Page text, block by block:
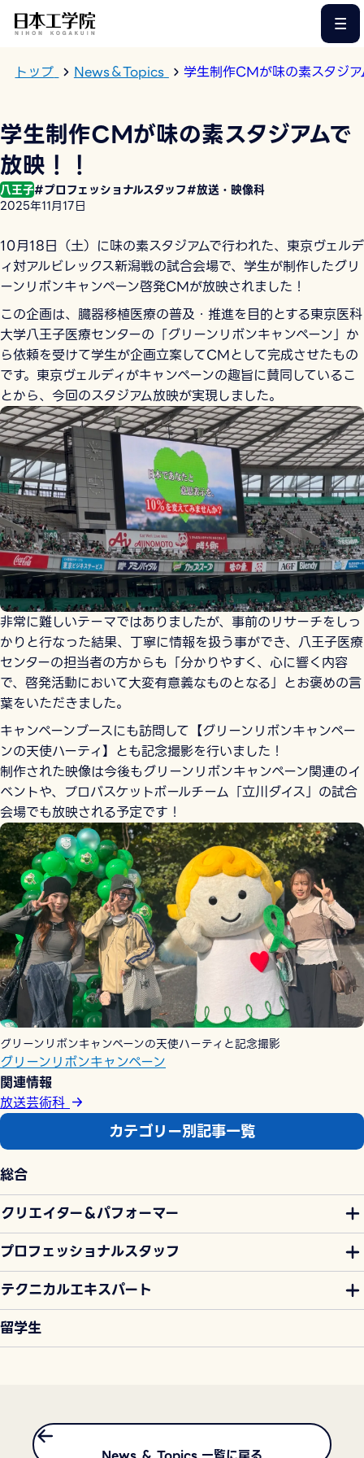
トップ News＆Topics 学生制作CMが味の素スタジ
学生制作CMが味の素スタジアムで
放映！！
八王子#プロフェッショナルスタッフ#放送・映像科
2025年11月17日
10月18日（土）に味の素スタジアムで行われた、東京ヴェルデ
ィ対アルビレックス新潟戦の試合会場で、学生が制作したグリ
ーンリボンキャンペーン啓発CMが放映されました！
この企画は、臓器移植医療の普及・推進を目的とする東京医科
大学八王子医療センターの「グリーンリボンキャンペーン」か
ら依頼を受けて学生が企画立案してCMとして完成させたもの
です。東京ヴェルディがキャンペーンの趣旨に賛同しているこ
とから、今回のスタジアム放映が実現しました。
非常に難しいテーマではありましたが、事前のリサーチをしっ
かりと行なった結果、丁寧に情報を扱う事ができ、八王子医療
センターの担当者の方からも「分かりやすく、心に響く内容
で、啓発活動において大変有意義なものとなる」とお褒めの言
葉をいただきました。
キャンペーンブースにも訪問して【グリーンリボンキャンペー
ンの天使ハーティ】とも記念撮影を行いました！
制作された映像は今後もグリーンリボンキャンペーン関連のイ
ベントや、プロバスケットボールチーム「立川ダイス」の試合
会場でも放映される予定です！
グリーンリボンキャンペーンの天使ハーティと記念撮影
グリーンリボンキャンペーン
関連情報
放送芸術科
カテゴリー別記事一覧
総合
クリエイター＆パフォーマー
プロフェッショナルスタッフ
テクニカルエキスパート
留学生